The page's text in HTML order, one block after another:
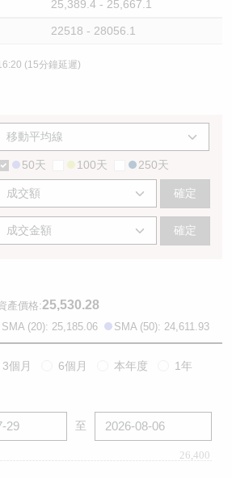
25,389.4 - 25,667.1
22518 - 28056.1
(15分鐘延遲)
50天 100天 250天
確定
確定
產價格:25,530.28
SMA (20): 25,185.06 SMA (50): 24,611.93
3個月 6個月 本年度 1年
至
26,400